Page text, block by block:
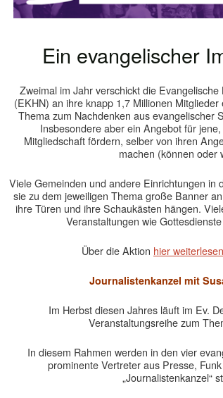
Ein evangelischer
Zweimal im Jahr verschickt die
(EKHN) an ihre knapp 1,7 Millionen
Thema zum Nachdenken aus evangelischer
Insbesondere aber ein Angebot für
Mitgliedschaft fördern, selber von ihren
machen (können oder
Viele Gemeinden und andere Einrichtungen in
sie zu dem jeweiligen Thema große Banner
ihre Türen und ihre Schaukästen hängen.
Veranstaltungen wie
Über die Aktion hier weiterlesen
Journalistenkanzel mit
Im Herbst diesen Jahres läuft im Ev.
Veranstaltungsreihe zum
In diesem Rahmen werden in den vier
prominente Vertreter aus Presse,
„Journalistenkanzel“